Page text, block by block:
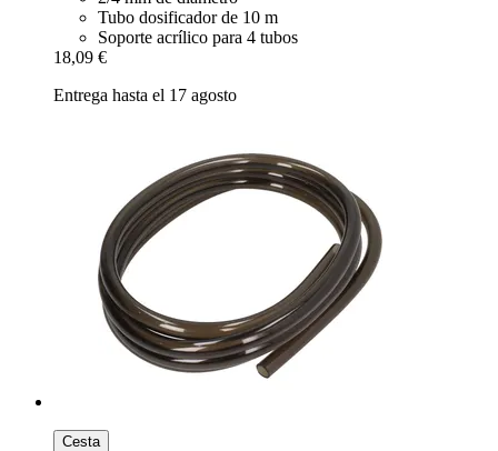
Tubo dosificador de 10 m
Soporte acrílico para 4 tubos
18,09 €
Entrega hasta el 17 agosto
Cesta